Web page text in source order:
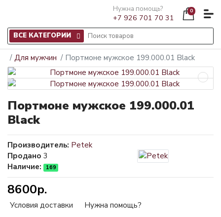
Нужна помощь?
+7 926 701 70 31
0
ВСЕ КАТЕГОРИИ
Для мужчин Портмоне мужское 199.000.01 Black
Портмоне мужское 199.000.01
Black
Производитель: Petek
Продано 3
Наличие:
169
8600р.
Условия доставки Нужна помощь?